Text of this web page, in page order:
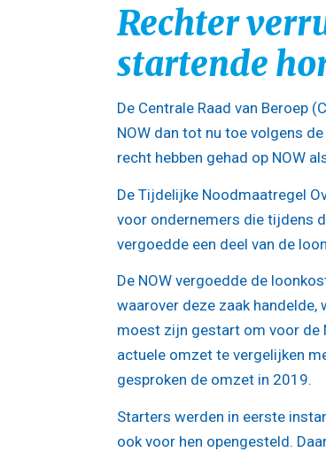
Rechter
startende
De Centrale Raad van Beroep
NOW dan tot nu toe volgens
recht hebben gehad op NOW
De Tijdelijke Noodmaatregel
voor ondernemers die tijdens
vergoedde een deel van de
De NOW vergoedde de
waarover deze zaak
moest zijn gestart om voor de
actuele omzet te vergelijken
gesproken de omzet in 2019.
Starters werden in eerste
ook voor hen opengesteld.